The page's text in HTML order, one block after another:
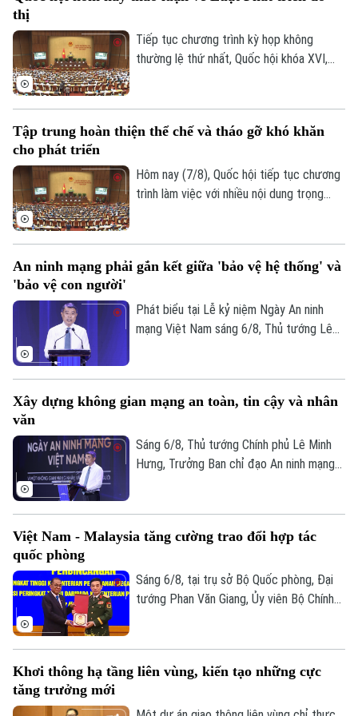
Đánh giá
Di tích
Dinh dưỡng
Tư vấn sức khỏe
Thể thao
Bóng đá
Quần vợt
Giải trí
Tin tức
Sao
Điện ảnh
Thời trang
Đã phát sóng
thị
Tiếp tục chương trình kỳ họp không
thường lệ thứ nhất, Quốc hội khóa XVI,
triển đô thị.
Tập trung hoàn thiện thể chế và tháo gỡ khó khăn
cho phát triển
Hôm nay (7/8), Quốc hội tiếp tục chương
trình làm việc với nhiều nội dung trọng
được kỳ vọng tháo gỡ điểm nghẽn về thể
đẩy các đô thị phát triển nhanh, bền
vững.
An ninh mạng phải gắn kết giữa 'bảo vệ hệ thống' và
'bảo vệ con người'
Phát biểu tại Lễ kỷ niệm Ngày An ninh
mạng Việt Nam sáng 6/8, Thủ tướng Lê
"bảo vệ hệ thống" và "bảo vệ con người",
Nhân dân làm thước đo cao nhất cho mọi
chính sách.
Xây dựng không gian mạng an toàn, tin cậy và nhân
văn
Sáng 6/8, Thủ tướng Chính phủ Lê Minh
Hưng, Trưởng Ban chỉ đạo An ninh mạng
hoạt động do Ban Chỉ đạo An ninh mạng
với chủ đề “Vì một không gian mạng nhân
văn cho mỗi người”.
Việt Nam - Malaysia tăng cường trao đổi hợp tác
quốc phòng
Sáng 6/8, tại trụ sở Bộ Quốc phòng, Đại
tướng Phan Văn Giang, Ủy viên Bộ Chính
Dato' Seri Mohamed Khaled bin Nordin.
Khơi thông hạ tầng liên vùng, kiến tạo những cực
tăng trưởng mới